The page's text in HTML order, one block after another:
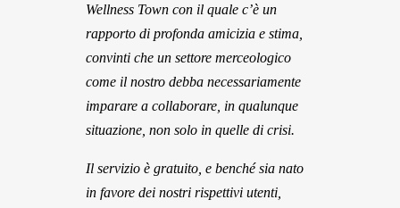
Wellness Town con il quale c’è un
rapporto di profonda amicizia e stima,
convinti che un settore merceologico
come il nostro debba necessariamente
imparare a collaborare, in qualunque
situazione, non solo in quelle di crisi.
Il servizio è gratuito, e benché sia nato
in favore dei nostri rispettivi utenti,